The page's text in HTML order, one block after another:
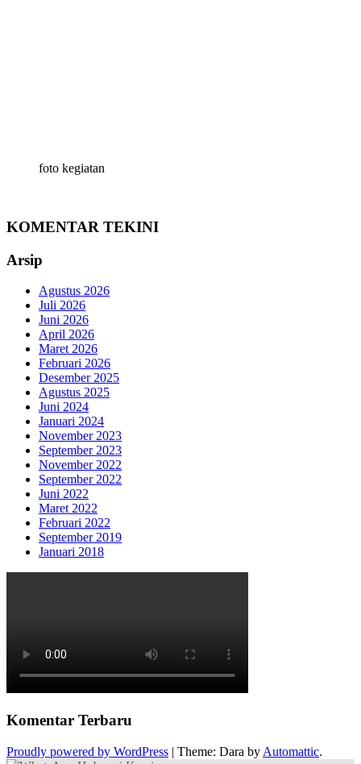
foto kegiatan
KOMENTAR TEKINI
Arsip
Agustus 2026
Juli 2026
Juni 2026
April 2026
Maret 2026
Februari 2026
Desember 2025
Agustus 2025
Juni 2024
Januari 2024
November 2023
September 2023
November 2022
September 2022
Juni 2022
Maret 2022
Februari 2022
September 2019
Januari 2018
Komentar Terbaru
Proudly powered by WordPress | Theme: Dara by Automattic.